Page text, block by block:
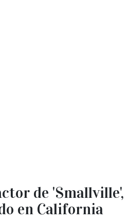
de 'Smallville',
en California